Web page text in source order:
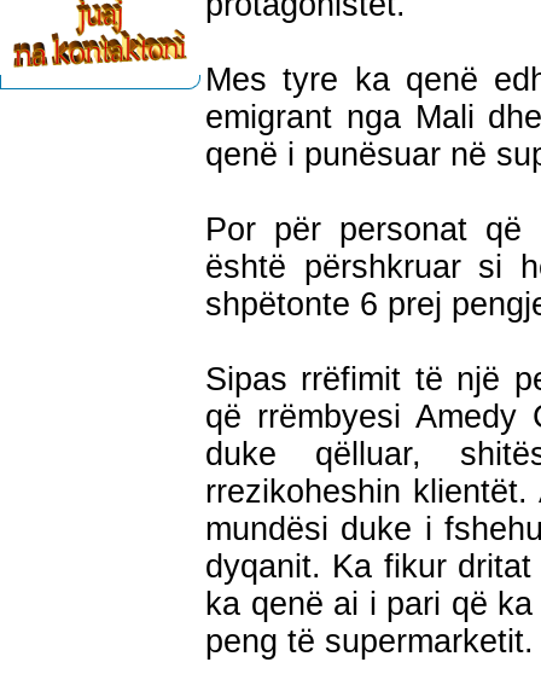
Mes tyre ka qenë
emigrant nga Mali
qenë i punësuar në
Por për personat që
është përshkruar si
shpëtonte 6 prej
Sipas rrëfimit të një
që rrëmbyesi Amedy
duke qëlluar,
rrezikoheshin
mundësi duke i
dyqanit. Ka fikur
ka qenë ai i pari që
peng të supermarketit.